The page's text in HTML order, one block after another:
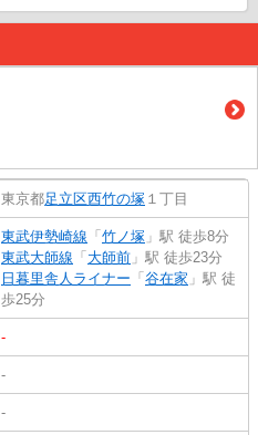
東京都足立区西竹の塚 １丁目
東武伊勢崎線 「 竹ノ塚 」駅 徒歩8分
東武大師線 「 大師前 」駅 徒歩23分
日暮里舎人ライナー 「 谷在家 」駅 徒
歩25分
-
-
-